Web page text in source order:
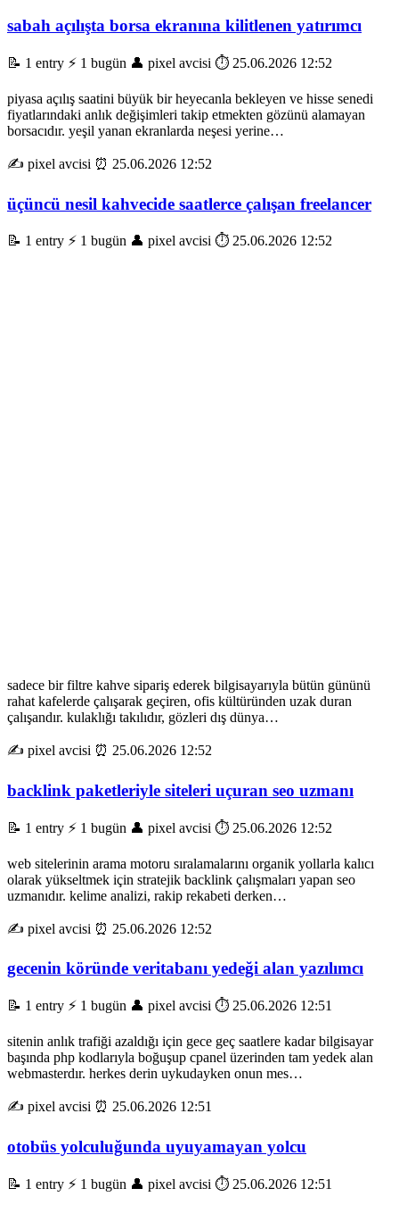
sabah açılışta borsa ekranına kilitlenen yatırımcı
📝 1 entry ⚡ 1 bugün 👤 pixel avcisi ⏱️ 25.06.2026 12:52
piyasa açılış saatini büyük bir heyecanla bekleyen ve hisse senedi
fiyatlarındaki anlık değişimleri takip etmekten gözünü alamayan
borsacıdır. yeşil yanan ekranlarda neşesi yerine…
✍️ pixel avcisi ⏰ 25.06.2026 12:52
üçüncü nesil kahvecide saatlerce çalışan freelancer
📝 1 entry ⚡ 1 bugün 👤 pixel avcisi ⏱️ 25.06.2026 12:52
sadece bir filtre kahve sipariş ederek bilgisayarıyla bütün gününü
rahat kafelerde çalışarak geçiren, ofis kültüründen uzak duran
çalışandır. kulaklığı takılıdır, gözleri dış dünya…
✍️ pixel avcisi ⏰ 25.06.2026 12:52
backlink paketleriyle siteleri uçuran seo uzmanı
📝 1 entry ⚡ 1 bugün 👤 pixel avcisi ⏱️ 25.06.2026 12:52
web sitelerinin arama motoru sıralamalarını organik yollarla kalıcı
olarak yükseltmek için stratejik backlink çalışmaları yapan seo
uzmanıdır. kelime analizi, rakip rekabeti derken…
✍️ pixel avcisi ⏰ 25.06.2026 12:52
gecenin köründe veritabanı yedeği alan yazılımcı
📝 1 entry ⚡ 1 bugün 👤 pixel avcisi ⏱️ 25.06.2026 12:51
sitenin anlık trafiği azaldığı için gece geç saatlere kadar bilgisayar
başında php kodlarıyla boğuşup cpanel üzerinden tam yedek alan
webmasterdır. herkes derin uykudayken onun mes…
✍️ pixel avcisi ⏰ 25.06.2026 12:51
otobüs yolculuğunda uyuyamayan yolcu
📝 1 entry ⚡ 1 bugün 👤 pixel avcisi ⏱️ 25.06.2026 12:51